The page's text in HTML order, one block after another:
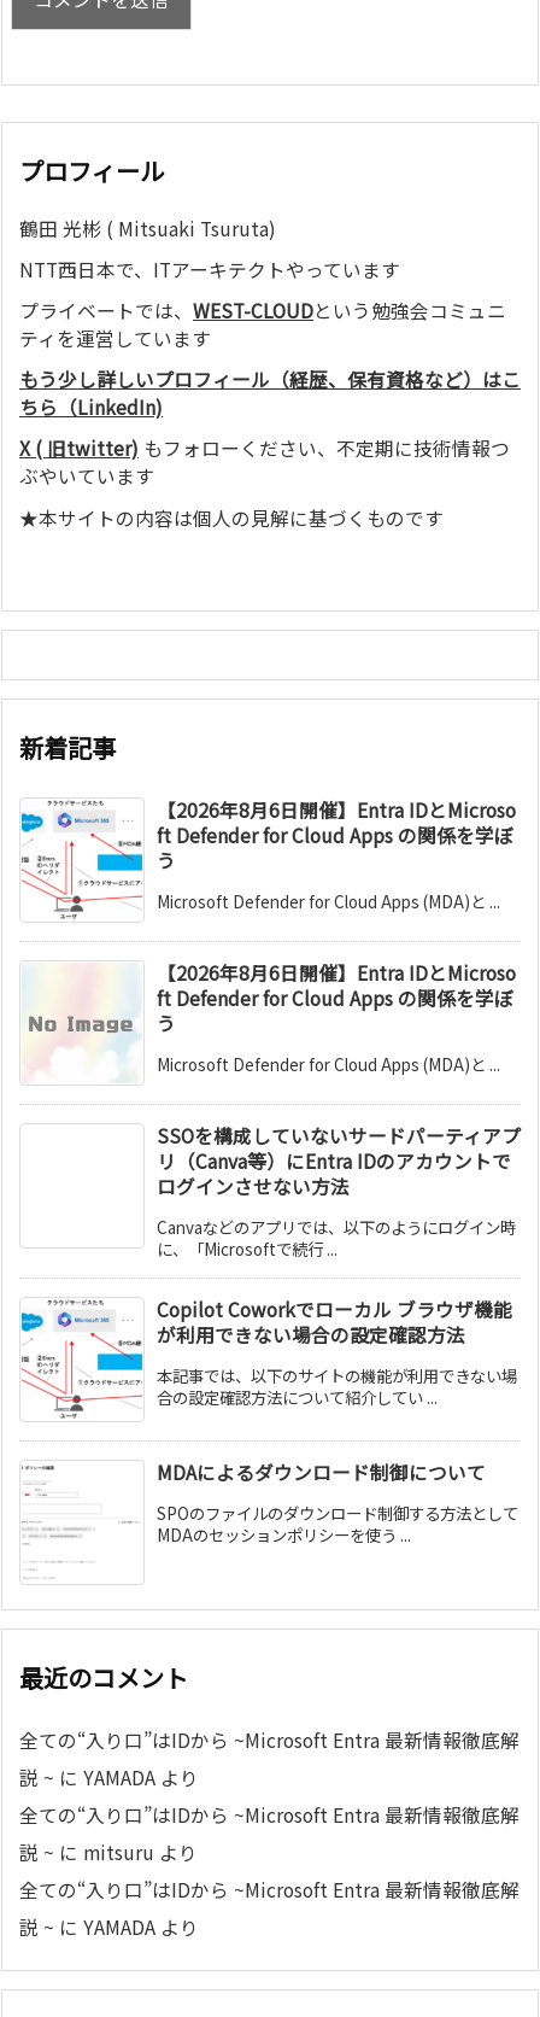
プロフィール
鶴田 光彬 ( Mitsuaki Tsuruta)
NTT西日本で、ITアーキテクトやっています
プライベートでは、 WEST-CLOUDという勉強会コミュニ
ティを運営しています
もう少し詳しいプロフィール（経歴、保有資格など）はこ
ちら（LinkedIn)
X ( 旧twitter) もフォローください、不定期に技術情報つ
ぶやいています
★本サイトの内容は個人の見解に基づくものです
新着記事
【2026年8月6日開催】Entra IDとMicroso
ft Defender for Cloud Apps の関係を学ぼ
う
Microsoft Defender for Cloud Apps (MDA)と ...
【2026年8月6日開催】Entra IDとMicroso
ft Defender for Cloud Apps の関係を学ぼ
う
Microsoft Defender for Cloud Apps (MDA)と ...
SSOを構成していないサードパーティアプ
リ（Canva等）にEntra IDのアカウントで
ログインさせない方法
Canvaなどのアプリでは、以下のようにログイン時
に、「Microsoftで続行 ...
Copilot Coworkでローカル ブラウザ機能
が利用できない場合の設定確認方法
本記事では、以下のサイトの機能が利用できない場
合の設定確認方法について紹介してい ...
MDAによるダウンロード制御について
SPOのファイルのダウンロード制御する方法として
MDAのセッションポリシーを使う ...
最近のコメント
全ての“入り口”はIDから ~Microsoft Entra 最新情報徹底解
説 ~ に YAMADA より
全ての“入り口”はIDから ~Microsoft Entra 最新情報徹底解
説 ~ に mitsuru より
全ての“入り口”はIDから ~Microsoft Entra 最新情報徹底解
説 ~ に YAMADA より